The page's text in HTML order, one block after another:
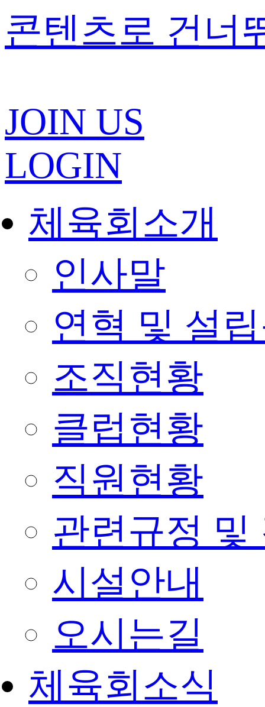
콘텐츠로 건너
JOIN US
LOGIN
체육회소개
인사말
연혁 및 설
조직현황
클럽현황
직원현황
관련규정 및
시설안내
오시는길
체육회소식